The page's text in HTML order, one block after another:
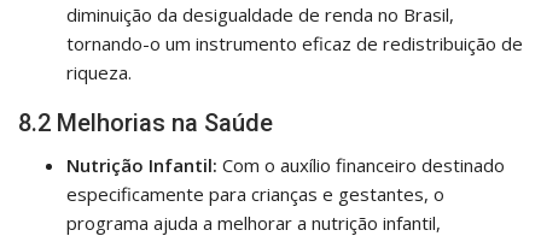
diminuição da desigualdade de renda no Brasil,
tornando-o um instrumento eficaz de redistribuição de
riqueza.
8.2 Melhorias na Saúde
Nutrição Infantil: Com o auxílio financeiro destinado
especificamente para crianças e gestantes, o
programa ajuda a melhorar a nutrição infantil,